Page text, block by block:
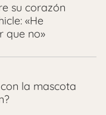
su corazón
«He
que no»
la mascota